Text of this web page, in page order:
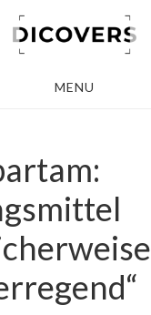
MENU